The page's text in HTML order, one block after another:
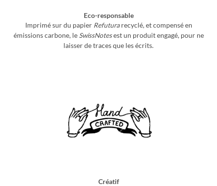
Eco-responsable
Imprimé sur du papier Refuturarecyclé, et compensé en
émissions carbone, le SwissNotesest un produit engagé, pour ne
laisser de traces que les écrits.
Créatif